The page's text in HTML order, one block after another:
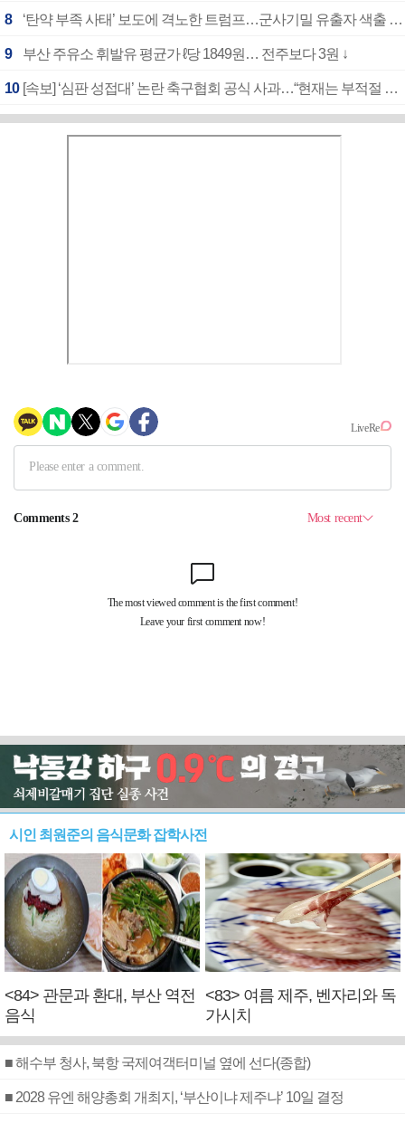
8 ‘탄약 부족 사태’ 보도에 격노한 트럼프…군사기밀 유출자 색출 지시
9 부산 주유소 휘발유 평균가 ℓ당 1849원… 전주보다 3원 ↓
10 [속보] ‘심판 성접대’ 논란 축구협회 공식 사과…“현재는 부적절 행위 없어”
시인 최원준의 음식문화 잡학사전
<84> 관문과 환대, 부산 역전
음식
<83> 여름 제주, 벤자리와 독
가시치
■ 해수부 청사, 북항 국제여객터미널 옆에 선다(종합)
■ 2028 유엔 해양총회 개최지, ‘부산이냐 제주냐’ 10일 결정